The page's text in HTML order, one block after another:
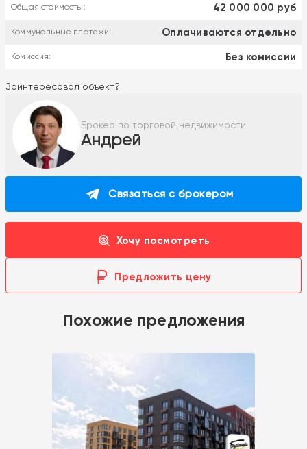
Общая стоимость : 42 000 000 руб
Коммунальные платежи: Оплачиваются отдельно
Комиссия: Без комиссии
Заинтересовал объект?
Брокер по торговой недвижимости
Андрей
Связаться с брокером
Хочу посмотреть
Предложить цену
Похожие предложения